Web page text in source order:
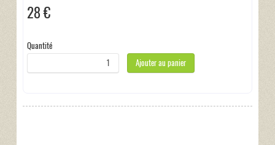
28 €
Quantité
Ajouter au panier